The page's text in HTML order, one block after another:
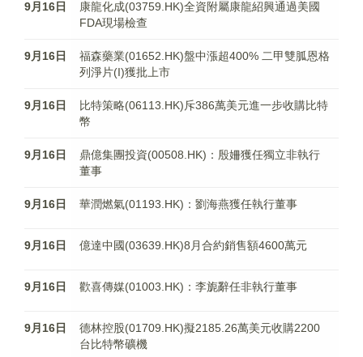
9月16日
康龍化成(03759.HK)全資附屬康龍紹興通過美國
FDA現場檢查
9月16日
福森藥業(01652.HK)盤中漲超400% 二甲雙胍恩格
列淨片(I)獲批上市
9月16日
比特策略(06113.HK)斥386萬美元進一步收購比特
幣
9月16日
鼎億集團投資(00508.HK)：殷姍獲任獨立非執行
董事
9月16日 華潤燃氣(01193.HK)：劉海燕獲任執行董事
9月16日 億達中國(03639.HK)8月合約銷售額4600萬元
9月16日 歡喜傳媒(01003.HK)：李旎辭任非執行董事
9月16日
德林控股(01709.HK)擬2185.26萬美元收購2200
台比特幣礦機